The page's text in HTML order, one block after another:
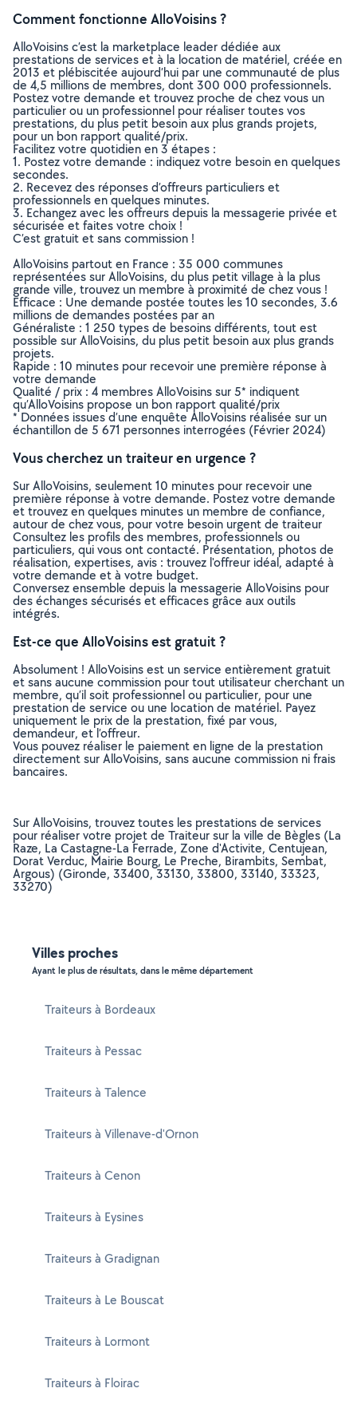
Comment fonctionne AlloVoisins ?
AlloVoisins c’est la marketplace leader dédiée aux
prestations de services et à la location de matériel, créée en
2013 et plébiscitée aujourd’hui par une communauté de plus
de 4,5 millions de membres, dont 300 000 professionnels.
Postez votre demande et trouvez proche de chez vous un
particulier ou un professionnel pour réaliser toutes vos
prestations, du plus petit besoin aux plus grands projets,
pour un bon rapport qualité/prix.
Facilitez votre quotidien en 3 étapes :
1. Postez votre demande : indiquez votre besoin en quelques
secondes.
2. Recevez des réponses d’offreurs particuliers et
professionnels en quelques minutes.
3. Echangez avec les offreurs depuis la messagerie privée et
sécurisée et faites votre choix !
C’est gratuit et sans commission !
AlloVoisins partout en France : 35 000 communes
représentées sur AlloVoisins, du plus petit village à la plus
grande ville, trouvez un membre à proximité de chez vous !
Efficace : Une demande postée toutes les 10 secondes, 3.6
millions de demandes postées par an
Généraliste : 1 250 types de besoins différents, tout est
possible sur AlloVoisins, du plus petit besoin aux plus grands
projets.
Rapide : 10 minutes pour recevoir une première réponse à
votre demande
Qualité / prix : 4 membres AlloVoisins sur 5* indiquent
qu’AlloVoisins propose un bon rapport qualité/prix
* Données issues d’une enquête AlloVoisins réalisée sur un
échantillon de 5 671 personnes interrogées (Février 2024)
Vous cherchez un traiteur en urgence ?
Sur AlloVoisins, seulement 10 minutes pour recevoir une
première réponse à votre demande. Postez votre demande
et trouvez en quelques minutes un membre de confiance,
autour de chez vous, pour votre besoin urgent de traiteur
Consultez les profils des membres, professionnels ou
particuliers, qui vous ont contacté. Présentation, photos de
réalisation, expertises, avis : trouvez l'offreur idéal, adapté à
votre demande et à votre budget.
Conversez ensemble depuis la messagerie AlloVoisins pour
des échanges sécurisés et efficaces grâce aux outils
intégrés.
Est-ce que AlloVoisins est gratuit ?
Absolument ! AlloVoisins est un service entièrement gratuit
et sans aucune commission pour tout utilisateur cherchant un
membre, qu’il soit professionnel ou particulier, pour une
prestation de service ou une location de matériel. Payez
uniquement le prix de la prestation, fixé par vous,
demandeur, et l’offreur.
Vous pouvez réaliser le paiement en ligne de la prestation
directement sur AlloVoisins, sans aucune commission ni frais
bancaires.
Sur AlloVoisins, trouvez toutes les prestations de services
pour réaliser votre projet de Traiteur sur la ville de Bègles (La
Raze, La Castagne-La Ferrade, Zone d'Activite, Centujean,
Dorat Verduc, Mairie Bourg, Le Preche, Birambits, Sembat,
Argous) (Gironde, 33400, 33130, 33800, 33140, 33323,
33270)
Villes proches
Ayant le plus de résultats, dans le même département
Traiteurs à Bordeaux
Traiteurs à Pessac
Traiteurs à Talence
Traiteurs à Villenave-d'Ornon
Traiteurs à Cenon
Traiteurs à Eysines
Traiteurs à Gradignan
Traiteurs à Le Bouscat
Traiteurs à Lormont
Traiteurs à Floirac